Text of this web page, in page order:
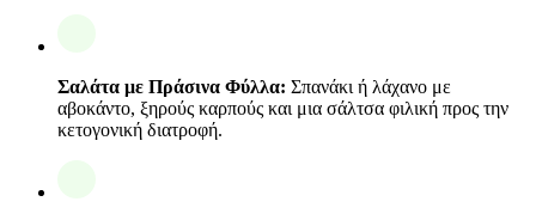
Σαλάτα με Πράσινα Φύλλα: Σπανάκι ή λάχανο με
αβοκάντο, ξηρούς καρπούς και μια σάλτσα φιλική προς την
κετογονική διατροφή.